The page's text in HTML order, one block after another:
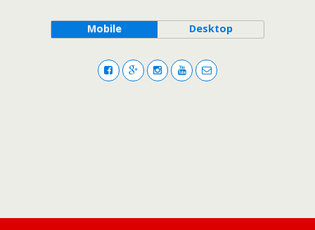
Mobile Desktop